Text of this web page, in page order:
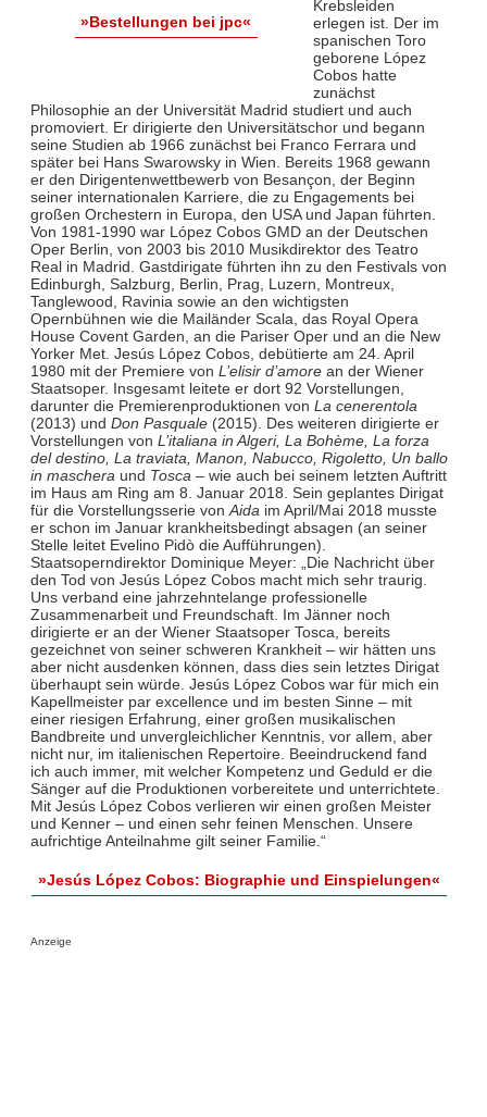
»Bestellungen bei jpc«
Krebsleiden
erlegen ist. Der im
spanischen Toro
geborene López
Cobos hatte
zunächst
Philosophie an der Universität Madrid studiert und auch
promoviert. Er dirigierte den Universitätschor und begann
seine Studien ab 1966 zunächst bei Franco Ferrara und
später bei Hans Swarowsky in Wien. Bereits 1968 gewann
er den Dirigentenwettbewerb von Besançon, der Beginn
seiner internationalen Karriere, die zu Engagements bei
großen Orchestern in Europa, den USA und Japan führten.
Von 1981-1990 war López Cobos GMD an der Deutschen
Oper Berlin, von 2003 bis 2010 Musikdirektor des Teatro
Real in Madrid. Gastdirigate führten ihn zu den Festivals von
Edinburgh, Salzburg, Berlin, Prag, Luzern, Montreux,
Tanglewood, Ravinia sowie an den wichtigsten
Opernbühnen wie die Mailänder Scala, das Royal Opera
House Covent Garden, an die Pariser Oper und an die New
Yorker Met. Jesús López Cobos, debütierte am 24. April
1980 mit der Premiere von L’elisir d’amorean der Wiener
Staatsoper. Insgesamt leitete er dort 92 Vorstellungen,
darunter die Premierenproduktionen von La cenerentola
(2013) und Don Pasquale(2015). Des weiteren dirigierte er
Vorstellungen von L’italiana in Algeri, La Bohème, La forza
del destino, La traviata, Manon, Nabucco, Rigoletto, Un ballo
in maschera und Tosca – wie auch bei seinem letzten Auftritt
im Haus am Ring am 8. Januar 2018. Sein geplantes Dirigat
für die Vorstellungsserie von Aida im April/Mai 2018 musste
er schon im Januar krankheitsbedingt absagen (an seiner
Stelle leitet Evelino Pidò die Aufführungen).
Staatsoperndirektor Dominique Meyer: „Die Nachricht über
den Tod von Jesús López Cobos macht mich sehr traurig.
Uns verband eine jahrzehntelange professionelle
Zusammenarbeit und Freundschaft. Im Jänner noch
dirigierte er an der Wiener Staatsoper Tosca, bereits
gezeichnet von seiner schweren Krankheit – wir hätten uns
aber nicht ausdenken können, dass dies sein letztes Dirigat
überhaupt sein würde. Jesús López Cobos war für mich ein
Kapellmeister par excellence und im besten Sinne – mit
einer riesigen Erfahrung, einer großen musikalischen
Bandbreite und unvergleichlicher Kenntnis, vor allem, aber
nicht nur, im italienischen Repertoire. Beeindruckend fand
ich auch immer, mit welcher Kompetenz und Geduld er die
Sänger auf die Produktionen vorbereitete und unterrichtete.
Mit Jesús López Cobos verlieren wir einen großen Meister
und Kenner – und einen sehr feinen Menschen. Unsere
aufrichtige Anteilnahme gilt seiner Familie.“
»Jesús López Cobos: Biographie und Einspielungen«
Anzeige